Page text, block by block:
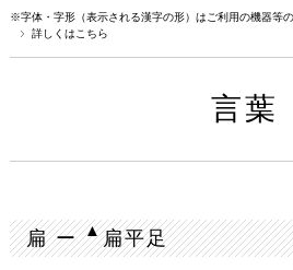
※字体・字形（表示される漢字の形）はご利用の機器等
詳しくはこちら
言葉
扁 ー▲扁平足